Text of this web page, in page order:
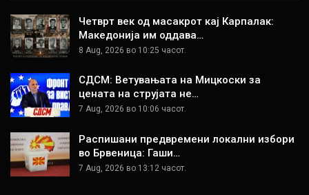
Четврт век од масакрот кај Карпалак:
Македонија им оддава…
8 Aug, 2026 во 10:25 часот.
СДСМ: Ветувањата на Мицкоски за
цената на струјата не…
7 Aug, 2026 во 10:06 часот.
Распишани предвремени локални избори
во Брвеница: Гаши…
7 Aug, 2026 во 13:12 часот.